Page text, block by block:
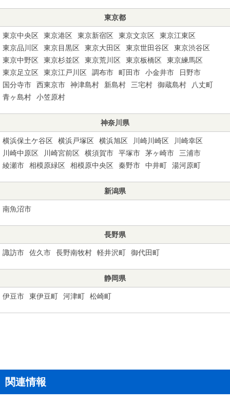
東京都
東京中央区 東京港区 東京新宿区 東京文京区
東京江東区
東京品川区
東京目黒区 東京大田区 東京世田谷区
東京渋谷区
東京中野区
東京杉並区 東京荒川区 東京板橋区
東京練馬区
東京足立区
東京江戸川区 調布市 町田市 小金井市
日野市
国分寺市
西東京市 神津島村 新島村 三宅村 御蔵島村
八丈町
青ヶ島村
小笠原村
神奈川県
横浜保土ケ谷区 横浜戸塚区 横浜旭区 川崎川崎区
川崎幸区
川崎中原区
川崎宮前区 横須賀市 平塚市 茅ヶ崎市
三浦市
綾瀬市
相模原緑区 相模原中央区 秦野市 中井町 湯河原町
新潟県
南魚沼市
長野県
諏訪市 佐久市 長野南牧村 軽井沢町 御代田町
静岡県
伊豆市 東伊豆町 河津町 松崎町
関連情報